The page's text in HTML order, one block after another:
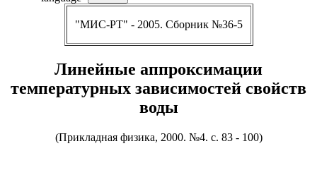
"МИС-РТ" - 2005. Сборник №36-5
Линейные аппроксимации
температурных зависимостей свойств
воды
(Прикладная физика, 2000. №4. с. 83 - 100)